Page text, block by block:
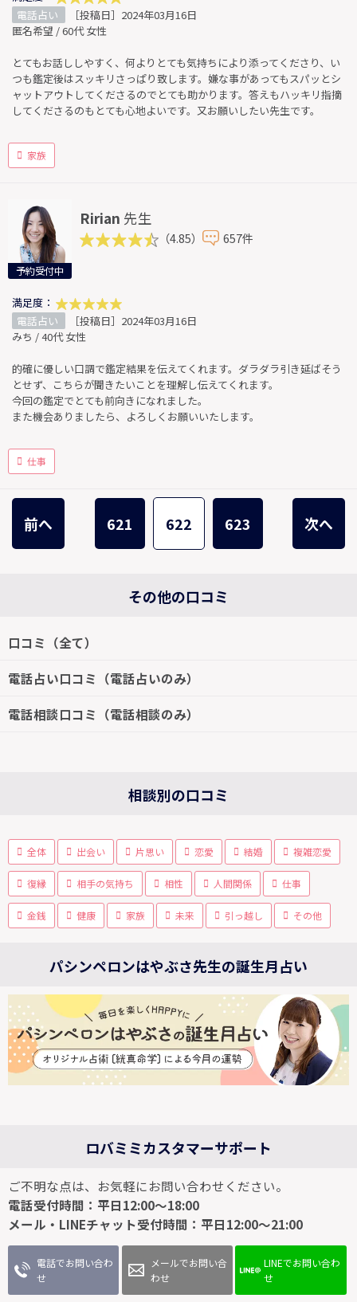
電話占い
［投稿日］2024年03月16日
匿名希望 / 60代 女性
とてもお話ししやすく、何よりとても気持ちにより添ってくださり、い
つも鑑定後はスッキリさっぱり致します。嫌な事があってもスパッとシ
ャットアウトしてくださるのでとても助かります。答えもハッキリ指摘
してくださるのもとても心地よいです。又お願いしたい先生です。
家族
予約受付中
Ririan 先生
（4.85） 657件
満足度：
電話占い
［投稿日］2024年03月16日
みち / 40代 女性
的確に優しい口調で鑑定結果を伝えてくれます。ダラダラ引き延ばそう
とせず、こちらが聞きたいことを理解し伝えてくれます。
今回の鑑定でとても前向きになれました。
また機会ありましたら、よろしくお願いいたします。
仕事
前へ 621 622 623 次へ
その他の口コミ
口コミ（全て）
電話占い口コミ（電話占いのみ）
電話相談口コミ（電話相談のみ）
相談別の口コミ
全体 出会い 片思い 恋愛 結婚 複雑恋愛
復縁 相手の気持ち 相性 人間関係 仕事
金銭 健康 家族 未来 引っ越し その他
パシンペロンはやぶさ先生の誕生月占い
ロバミミカスタマーサポート
ご不明な点は、お気軽にお問い合わせください。
電話受付時間：平日12:00～18:00
メール・LINEチャット受付時間：平日12:00～21:00
電話でお問い合わ
せ
メールでお問い合
わせ
LINEでお問い合わ
せ